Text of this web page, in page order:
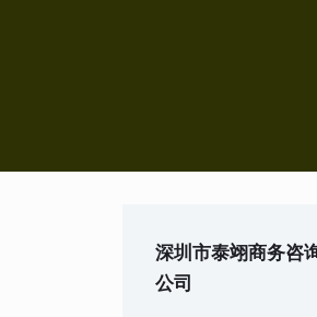
深圳市泰翊商务咨
公司